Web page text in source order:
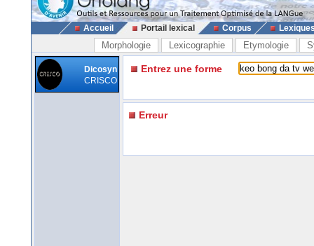
Accueil Portail lexical Corpus
Morphologie Lexicographie Etymologie
Dicosyn
CRISCO
Entrez une forme
Erreur